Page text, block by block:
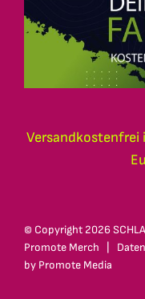
Versandkostenfrei
© Copyright 2026
Promote Merch
by Promote Media